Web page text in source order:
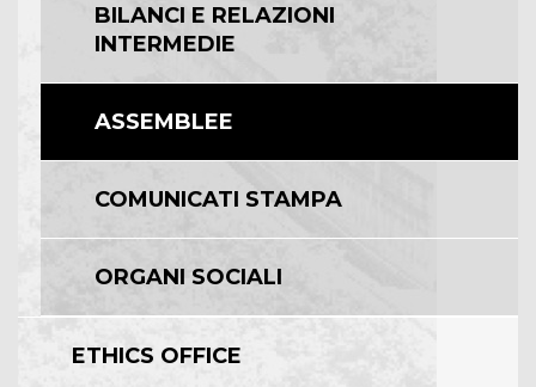
BILANCI E RELAZIONI
INTERMEDIE
ASSEMBLEE
COMUNICATI STAMPA
ORGANI SOCIALI
ETHICS OFFICE